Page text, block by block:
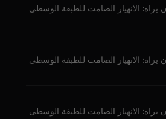
يراه: الانهيار الصامت للطبقة الوسطى
يراه: الانهيار الصامت للطبقة الوسطى
يراه: الانهيار الصامت للطبقة الوسطى